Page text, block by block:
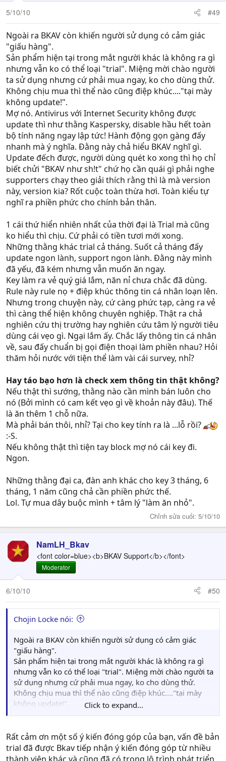
30mins, xong có khi máy phải tạm treo, restart loạn lên.
Thế thời gian đấy các bạn ngồi chatchit với bọn mình àh?
Hay cho bọn mình nghe nhạc giải tỏa tâm lý? Mà có
nghe nhạc thật thì bọn mình...tự nghe, cần gì các bạn?
Thế nên làm ơn thôi cái điệp khúc xin thông tin cá nhân
đi!
Cái trò này làm người khác rất khó chịu.
Nói thật, các bạn gắn kaspersky. Đăng ký bản quyền. Cho
thêm vài con virus.
Sau đấy vào đây học cách làm supporter
http://forum.kaspersky.com/index.php?act=idx
Support như các bợn khác vẹo gì loại trực tổng đài? Chỉ
dám lập lại 1 vài điệp khúc có sẵn.
Thế mà vẫn mang nhãn supporter rồi đi khắp nơi thì chỉ
mang tai tiếng về cho chính các bạn.
Support vô cùng tệ. Đại diện cũng vô cùng tệ. Thân mang
tiếng đem "khuôn mặt, sản phẩm" đi chào hàng nhưng
có vẻ phát cho vài ba anh trực tổng đài chạy xoay vòng
khắp các forum. Ko có khả năng giải quyết tình huống
ngay tức khắc, toàn phải xin/đợi lệnh. Thủ thuật xử lý ở
forum cũng ko am hiểu. Về cơ bản có vẻ như các bạn
cũng chả mặn mà gì cho lắm.
Thế nên rút sớm đi. Sợ giờ khắp các forums, tiếng thơm
đếch có, tiếng xấu lại càng được phát tán.
Càng ngày càng nản!
5/10/10 #49
Ngoài ra BKAV còn khiến người sử dụng có cảm giác
"giấu hàng".
Sản phẩm hiện tại trong mắt người khác là không ra gì
nhưng vẫn ko có thể loại "trial". Miệng mời chào người
ta sử dụng nhưng cứ phải mua ngay, ko cho dùng thử.
Không chịu mua thì thể nào cũng điệp khúc...."tại mày
không update!".
Mợ nó. Antivirus với Internet Security không được
update thì như thằng Kaspersky, disable hầu hết toàn
bộ tính năng ngay lập tức! Hành động gọn gàng đấy
nhanh mà ý nghĩa. Đằng này chả hiểu BKAV nghĩ gì.
Update đếch được, người dùng quét ko xong thì họ chỉ
biết chửi "BKAV như sh!t" chứ họ cần quái gì phải nghe
supporters chạy theo giải thích rằng thì là mà version
này, version kia? Rốt cuộc toàn thừa hơi. Toàn kiểu tự
nghĩ ra phiền phức cho chính bản thân.
1 cái thứ hiển nhiên nhất của thời đại là Trial mà cũng
ko hiểu thì chịu. Cứ phải có tiền tươi mới xong.
Những thằng khác trial cả tháng. Suốt cả tháng đấy
update ngon lành, support ngon lành. Đằng này mình
đã yếu, đã kém nhưng vẫn muốn ăn ngay.
Key làm ra vẻ quý giá lắm, năn nỉ chưa chắc đã dùng.
Rule này rule nọ + điệp khúc thông tin cá nhân loạn lên.
Nhưng trong chuyện này, cứ càng phức tạp, càng ra vẻ
thì càng thể hiện không chuyên nghiệp. Thật ra chả
nghiên cứu thị trường hay nghiên cứu tâm lý người tiêu
dùng cái vẹo gì. Ngại lắm ấy. Chắc lấy thông tin cá nhân
về, sau đấy chuẩn bị gọi điện thoại làm phiền nhau? Hỏi
thăm hỏi nước với tiện thể làm vài cái survey, nhỉ?
Hay táo bạo hơn là check xem thông tin thật không?
Nếu thật thì sướng, thằng nào cần mình bán luôn cho
nó (Bởi mình có cam kết vẹo gì về khoản này đâu). Thế
là ăn thêm 1 chỗ nữa.
Mà phải bán thôi, nhỉ? Tại cho key tính ra là ...lỗ rồi?
:-S.
Nếu không thật thì tiện tay block mợ nó cái key đi.
Ngon.
Những thằng đại ca, đàn anh khác cho key 3 tháng, 6
tháng, 1 năm cũng chả cần phiền phức thế.
Lol. Tự mua dây buộc mình + tâm lý "làm ăn nhỏ".
Chỉnh sửa cuối: 5/10/10
NamLH_Bkav
<font color=blue><b>BKAV Support</b></font>
Moderator
6/10/10 #50
Chojin Locke nói:
Ngoài ra BKAV còn khiến người sử dụng có cảm giác
"giấu hàng".
Sản phẩm hiện tại trong mắt người khác là không ra gì
nhưng vẫn ko có thể loại "trial". Miệng mời chào người ta
sử dụng nhưng cứ phải mua ngay, ko cho dùng thử.
Không chịu mua thì thể nào cũng điệp khúc...."tại mày
không update!".
Mợ nó. Antivirus với Internet Security không được
tính năng ngay lập tức! Hành động gọn gàng đấy nhanh
mà ý nghĩa. Đằng này chả hiểu BKAV nghĩ gì. Update
đếch được, người dùng quét ko xong thì họ chỉ biết chửi
Click to expand...
Rất cảm ơn một số ý kiến đóng góp của bạn, vấn đề bản
trial đã được Bkav tiếp nhận ý kiến đóng góp từ nhiều
thành viên khác và cũng đã có trong lộ trình phát triển